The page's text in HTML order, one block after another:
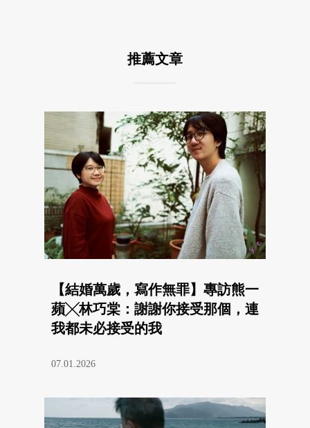
推薦文章
【結婚萬歲，寫作無罪】專訪熊一
蘋╳林巧棠：謝謝你接受那個，連
我都未必接受的我
07.01.2026